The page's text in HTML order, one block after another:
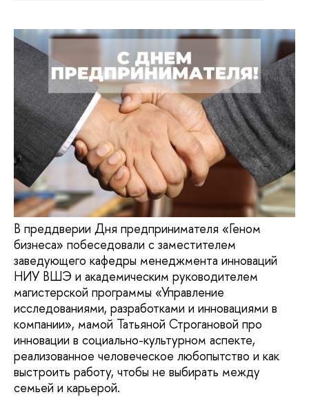
В преддверии Дня предпринимателя «Геном
бизнеса» побеседовали с заместителем
заведующего кафедры менеджмента инноваций
НИУ ВШЭ и академическим руководителем
магистерской программы «Управление
исследованиями, разработками и инновациями в
компании», мамой Татьяной Строгановой про
инновации в социально-культурном аспекте,
реализованное человеческое любопытство и как
выстроить работу, чтобы не выбирать между
семьей и карьерой.